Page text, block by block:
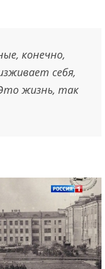
конечно,
себя,
жизнь, так